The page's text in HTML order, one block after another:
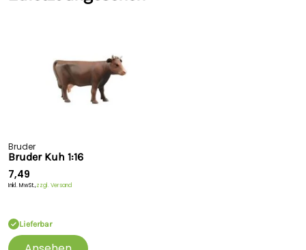
Bruder
Bruder Kuh 1:16
7,49
Inkl. MwSt.,zzgl. Versand
Lieferbar